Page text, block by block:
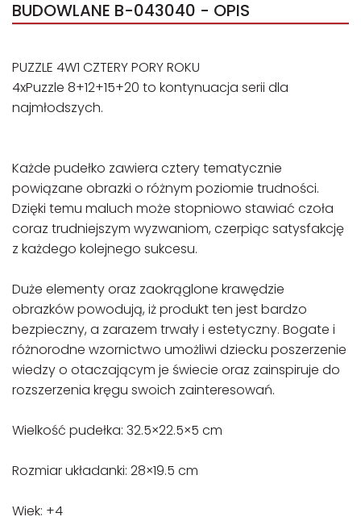
BUDOWLANE B-043040 - OPIS
PUZZLE 4W1 CZTERY PORY ROKU
4xPuzzle 8+12+15+20 to kontynuacja serii dla
najmłodszych.
Każde pudełko zawiera cztery tematycznie
powiązane obrazki o różnym poziomie trudności.
Dzięki temu maluch może stopniowo stawiać czoła
coraz trudniejszym wyzwaniom, czerpiąc satysfakcję
z każdego kolejnego sukcesu.
Duże elementy oraz zaokrąglone krawędzie
obrazków powodują, iż produkt ten jest bardzo
bezpieczny, a zarazem trwały i estetyczny. Bogate i
różnorodne wzornictwo umożliwi dziecku poszerzenie
wiedzy o otaczającym je świecie oraz zainspiruje do
rozszerzenia kręgu swoich zainteresowań.
Wielkość pudełka: 32.5×22.5×5 cm
Rozmiar układanki: 28×19.5 cm
Wiek: +4